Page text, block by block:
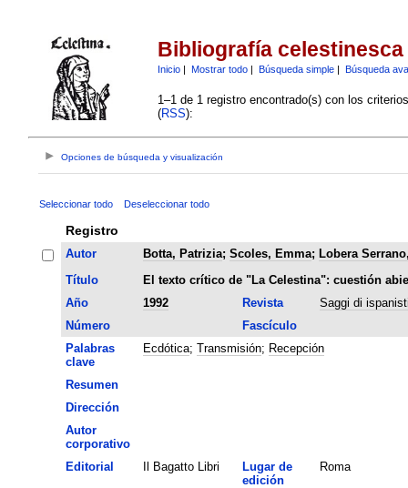
Bibliografía celestinesca
Inicio| Mostrar todo| Búsqueda simple| Búsqueda
1–1 de 1 registro encontrado(s) con los
(RSS):
Opciones de búsqueda y visualización
Seleccionar todo Deseleccionar todo
Registro
Autor Botta, Patrizia; Scoles, Emma; Lobera
Título
El texto crítico de "La Celestina": cuestión
Año
1992 Revista
Saggi di
Número
Fascículo
Palabras
clave
Ecdótica; Transmisión; Recepción
Resumen
Dirección
Autor
corporativo
Editorial
Il Bagatto Libri
Lugar de
edición
Roma